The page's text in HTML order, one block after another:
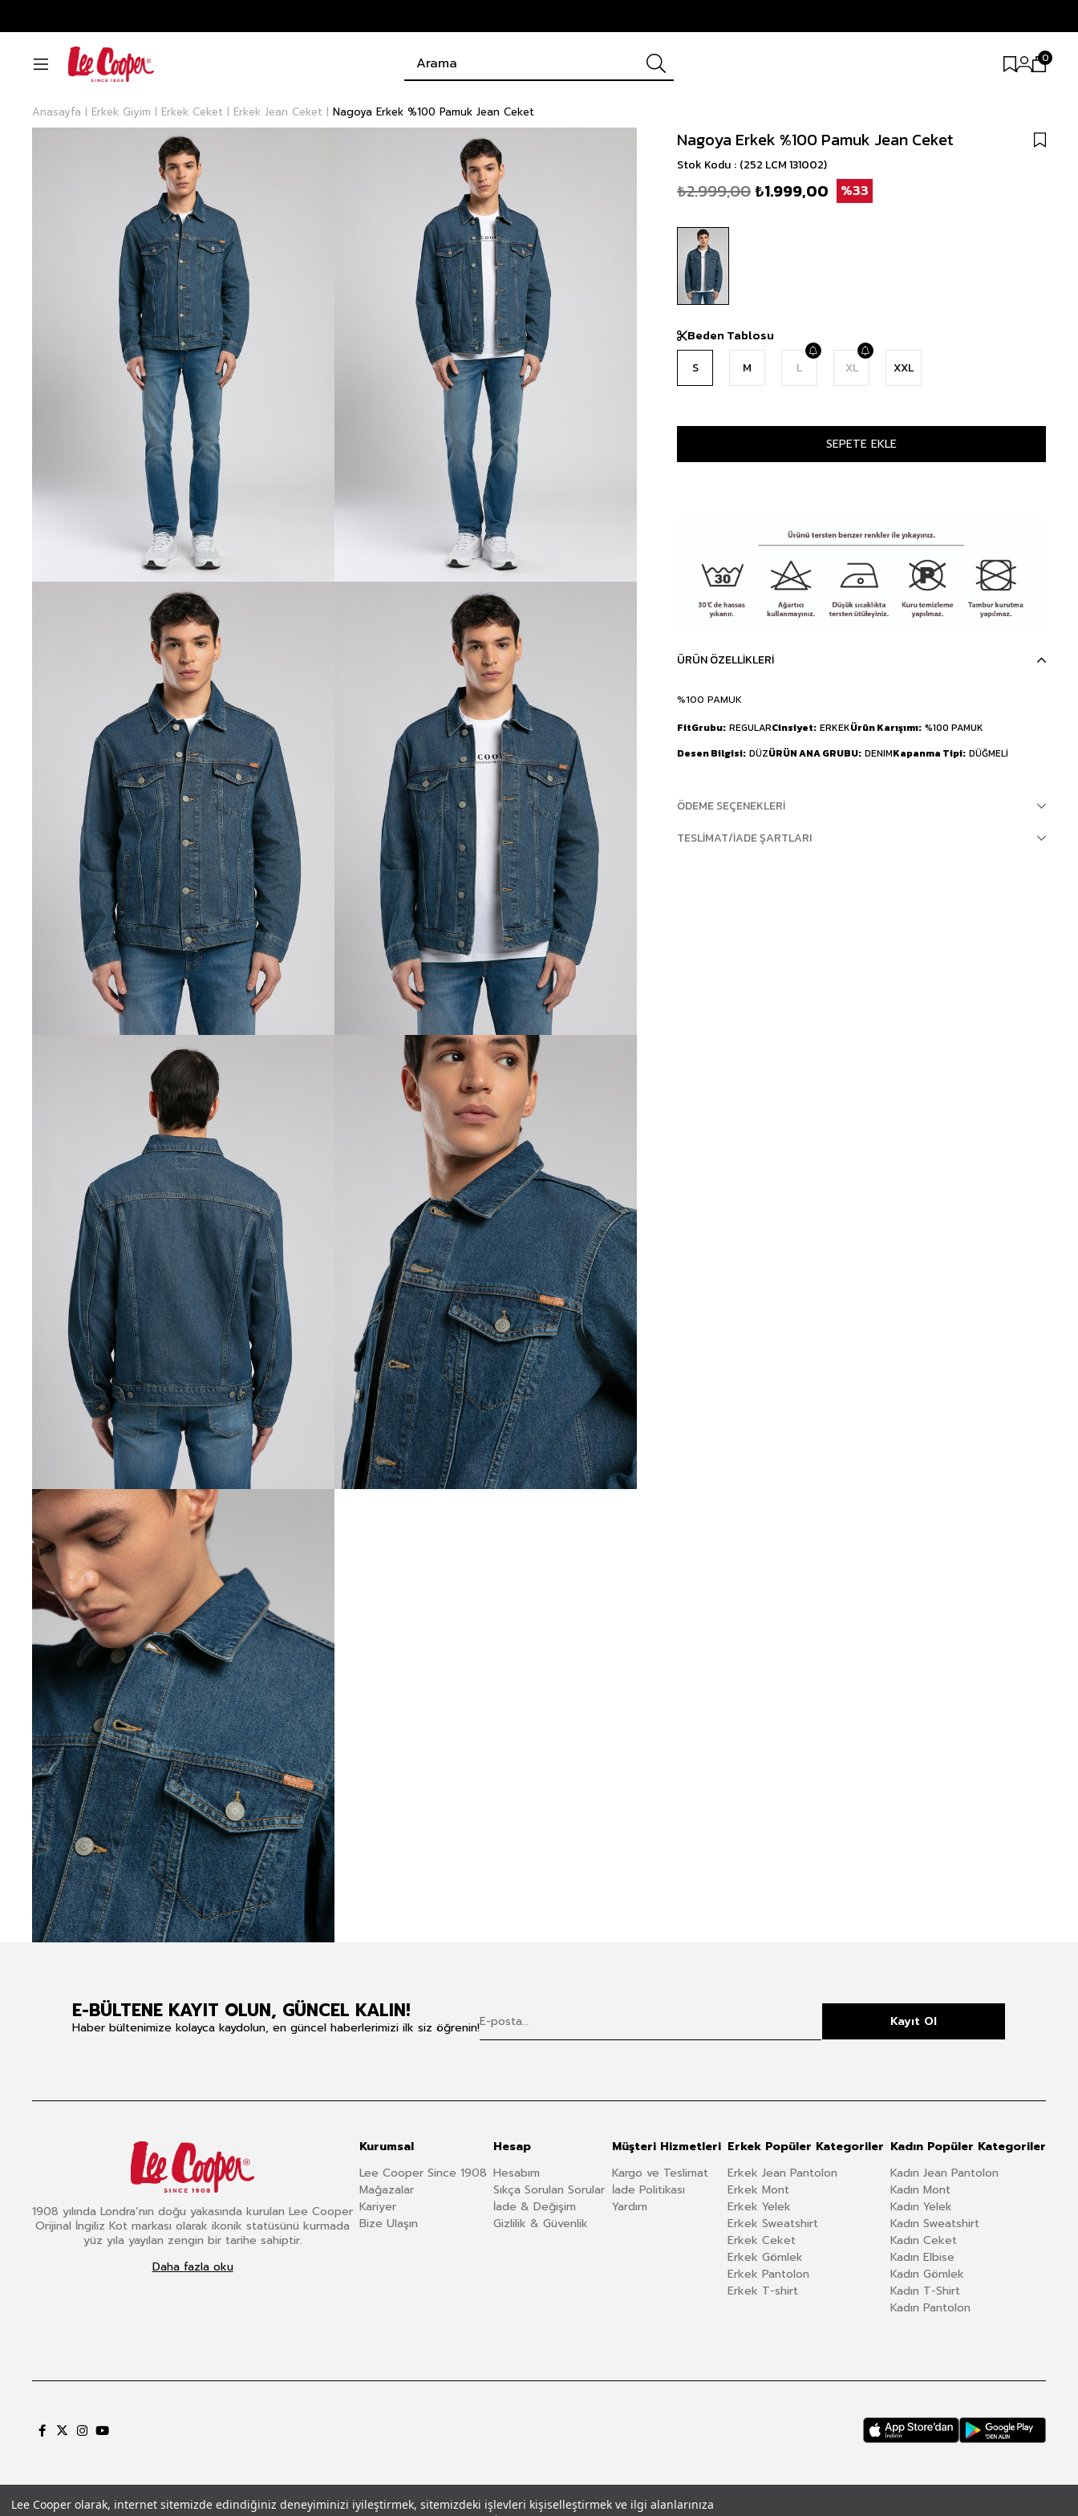
Lee Cooper olarak, internet sitemizde edindiğiniz deneyiminizi iyileştirmek, sitemizdeki işlevleri kişiselleştirmek ve ilgi alanlarınıza
0
Anasayfa Erkek Giyim Erkek Ceket Erkek Jean Ceket Nagoya Erkek %100 Pamuk Jean Ceket
Nagoya Erkek %100 Pamuk Jean Ceket
Stok Kodu (252 LCM 131002)
₺2.999,00₺1.999,00 33
Beden Tablosu
S M L XL XXL
ÜRÜN ÖZELLIKLERI
%100 PAMUK
FitGrubu REGULARCinsiyet ERKEKÜrün Karışımı %100 PAMUK
Desen Bilgisi DÜZÜRÜN ANA GRUBU DENIMKapanma Tipi DÜĞMELİ
ÖDEME SEÇENEKLERI
TESLIMAT/İADE ŞARTLARI
E-BÜLTENE KAYIT OLUN, GÜNCEL KALIN!
Haber bültenimize kolayca kaydolun, en güncel haberlerimizi ilk siz öğrenin! Kayıt Ol
1908 yılında Londra’nın doğu yakasında kurulan Lee Cooper
Orijinal İngiliz Kot markası olarak ikonik statüsünü kurmada
yüz yıla yayılan zengin bir tarihe sahiptir.
Daha fazla oku
Kurumsal
Lee Cooper Since 1908
Mağazalar
Kariyer
Bize Ulaşın
Hesap
Hesabım
Sıkça Sorulan Sorular
İade & Değişim
Gizlilik & Güvenlik
Müşteri Hizmetleri
Kargo ve Teslimat
İade Politikası
Yardım
Erkek Popüler Kategoriler
Erkek Jean Pantolon
Erkek Mont
Erkek Yelek
Erkek Sweatshirt
Erkek Ceket
Erkek Gömlek
Erkek Pantolon
Erkek T-shirt
Kadın Popüler Kategoriler
Kadın Jean Pantolon
Kadın Mont
Kadın Yelek
Kadın Sweatshirt
Kadın Ceket
Kadın Elbise
Kadın Gömlek
Kadın T-Shirt
Kadın Pantolon